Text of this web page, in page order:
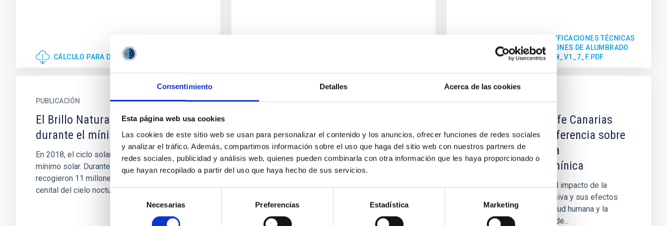
Consentimiento Detalles Acerca de las cookies
Esta página web usa cookies
Las cookies de este sitio web se usan para personalizar el contenido y los anuncios, ofrecer funciones de redes sociales
y analizar el tráfico. Además, compartimos información sobre el uso que haga del sitio web con nuestros partners de
redes sociales, publicidad y análisis web, quienes pueden combinarla con otra información que les haya proporcionado o
que hayan recopilado a partir del uso que haya hecho de sus servicios.
Selección
consentimiento
Necesarias Preferencias Estadística Marketing
CÁLCULO PARA DISEÑO DE VISERAS
CATALOGO DE ESPECIFICACIONES TÉCNICAS
PARA LAS INSTALACIONES DE ALUMBRADO
EXTERIOR 2026-06-18_V1_7_F.PDF
PUBLICACIÓN
El Brillo Natural de la Noche
durante el mínimo solar
En 2018, el ciclo solar 24 entró en una fase de
mínimo solar. Durante este periodo, se
recogieron 11 millones de datos de brillo
cenital del cielo nocturno (NSB...
NOTICIA
LIFE Natura@Night que promueve
la lucha contra la contaminación
lumínica
El Instituto de Astrofísica de Canarias (IAC)
se desarrolla en Madeira, Azores y Canarias
con el objeto de...
NOTICIA
El IAC y SEO/BirdLife Canarias
organizan una conferencia sobre
las amenazas de la
contaminación lumínica
Especialistas abordarán el impacto de la
iluminación artificial excesiva y sus efectos
sobre la astronomía, la salud humana y la
biodiversidad El Instituto de...